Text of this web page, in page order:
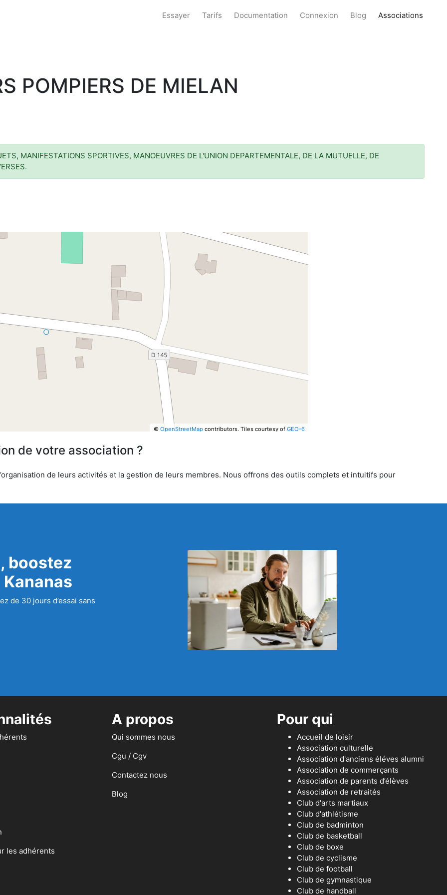
Essayer Tarifs Documentation Connexion Blog Associations
POMPIERS DE MIELAN
MANIFESTATIONS SPORTIVES, MANOEUVRES DE L'UNION DEPARTEMENTALE, DE LA MUTUELLE, DE
© OpenStreetMapcontributors. Tiles courtesy of GEO-6
de votre association ?
de leurs activités et la gestion de leurs membres. Nous offrons des outils complets et intuitifs pour
boostez
de 30 jours d’essai sans
les adhérents
A propos
Qui sommes nous
Cgu / Cgv
Contactez nous
Blog
Pour qui
Accueil de loisir
Association culturelle
Association d'anciens éléves alumni
Association de commerçants
Association de parents d’élèves
Association de retraités
Club d'arts martiaux
Club d'athlétisme
Club de badminton
Club de basketball
Club de boxe
Club de cyclisme
Club de football
Club de gymnastique
Club de handball